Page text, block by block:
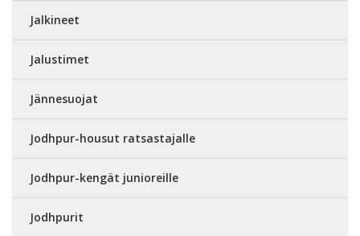
Jalkineet
Jalustimet
Jännesuojat
Jodhpur-housut ratsastajalle
Jodhpur-kengät junioreille
Jodhpurit